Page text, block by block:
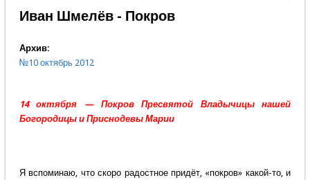
Иван Шмелёв - Покров
Архив:
№10 октябрь 2012
14 октября — Покров Пресвятой Владычицы нашей
Богородицы и Приснодевы Марии
Я вспоминаю, что скоро радостное придёт, «покров» какой-то, и